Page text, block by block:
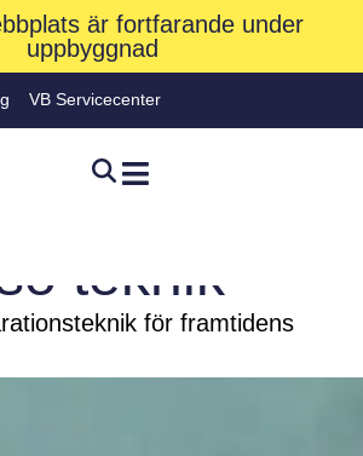
är fortfarande under
uppbyggnad
VB Servicecenter
teknik
för framtidens
Hjem»Varumärken»Trennso teknik